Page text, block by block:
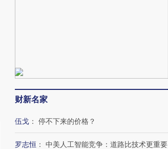
财新名家
伍戈 ： 停不下来的价格？
罗志恒 ： 中美人工智能竞争：道路比技术更重要